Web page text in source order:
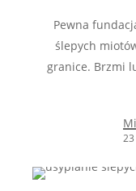
Pewna
ślepych
granice. Brzmi